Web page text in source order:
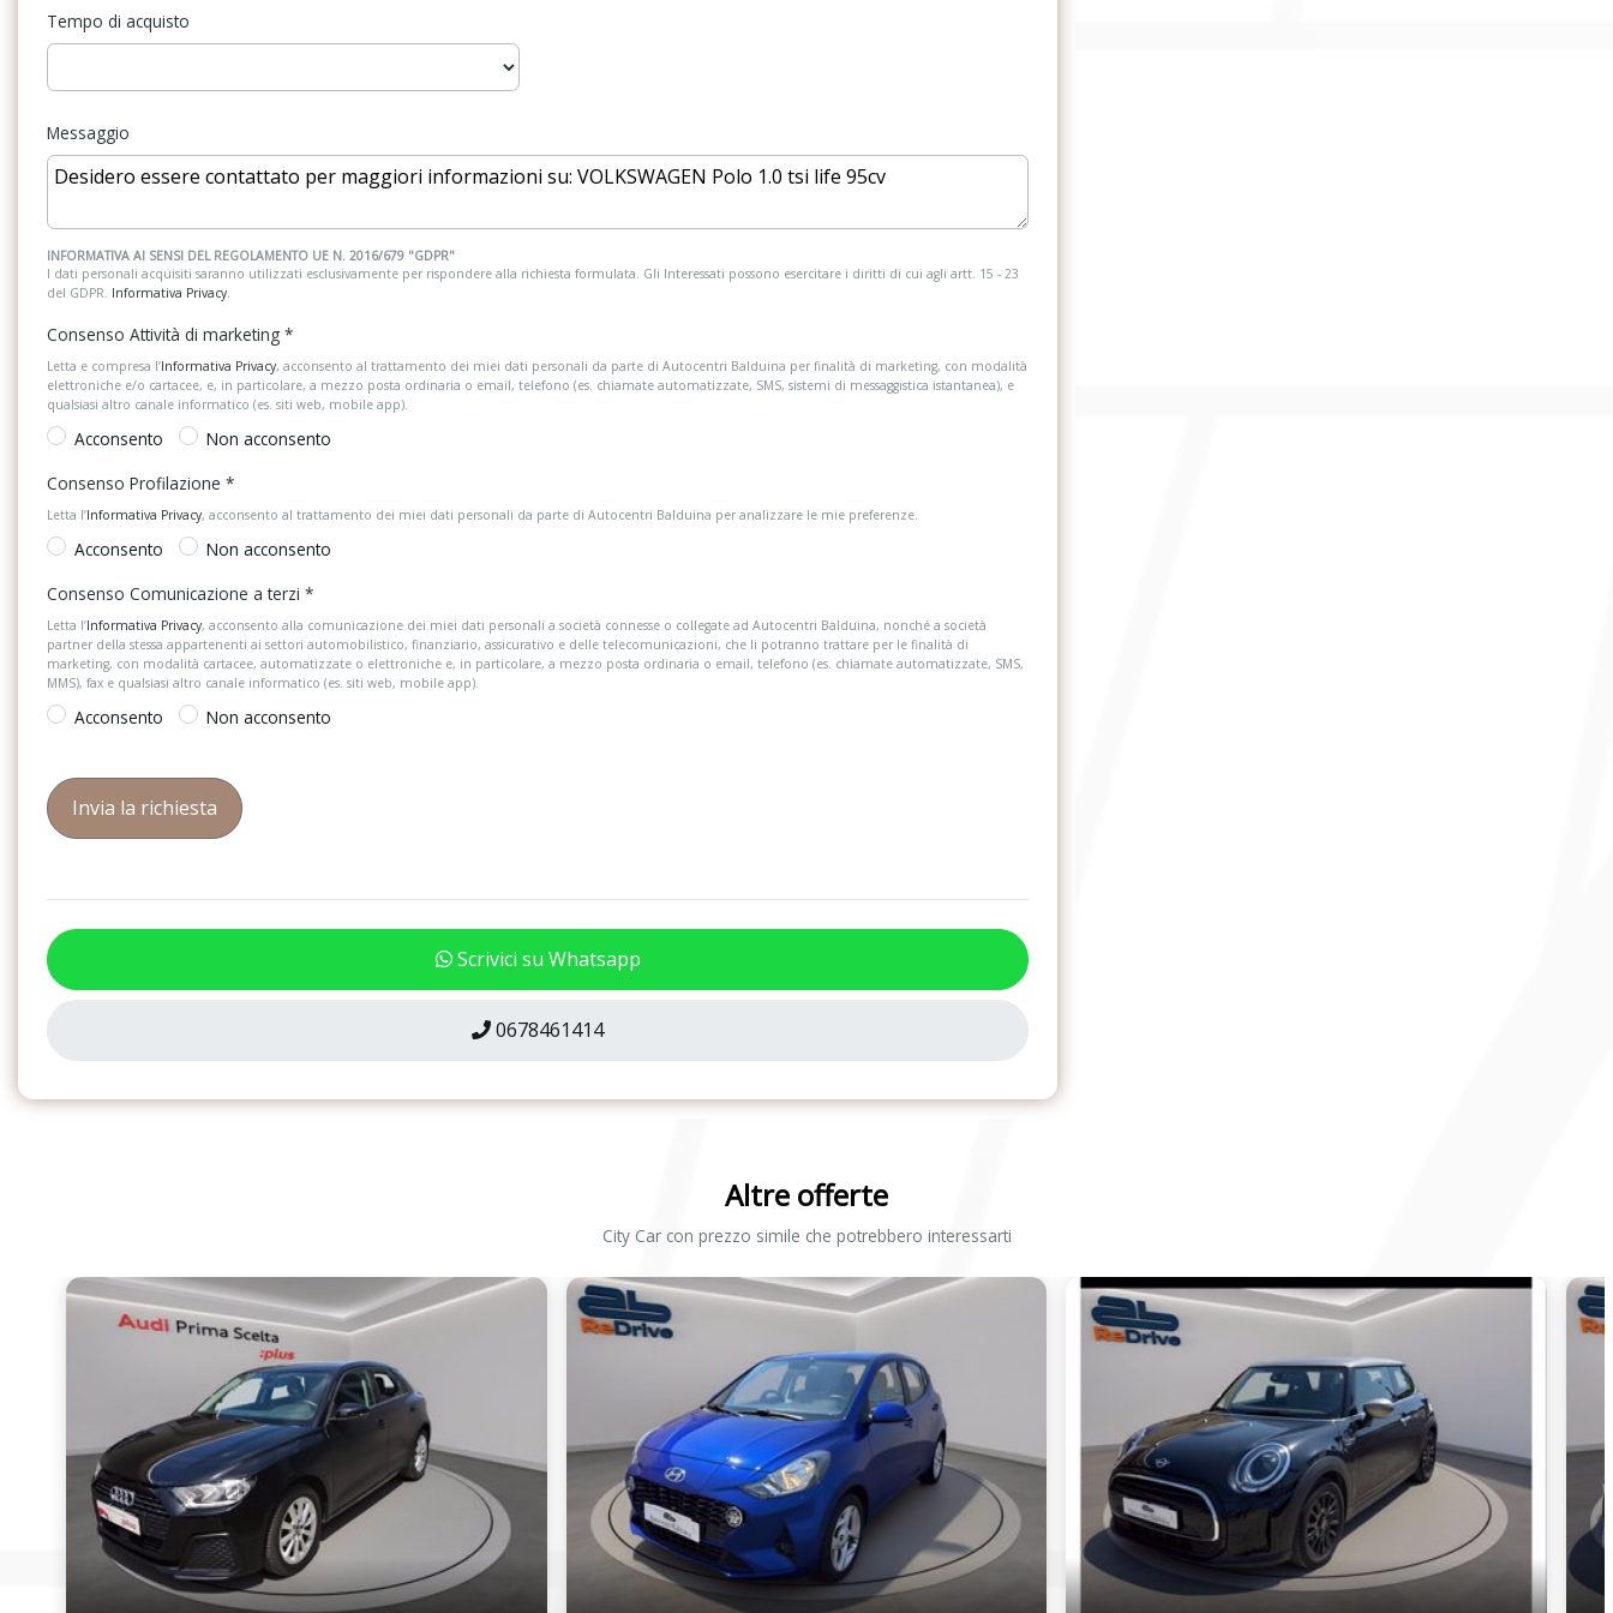
Illuminazione vano bagagli
Lane assist - sistema di mantenimento
Luci diurne a led
Parabrezza in vetro atermico
Paraurti in colore carrozzeria
Pomello della leva del cambio in pelle
sedili posteriori e passeggero anteriore
bluetooth
touchscreen 8 (predisposizione per la
Regolazione della profondità dei fari
anteriori
Rivestimento dei sedili in tessuto slash Scomparti portaoggetti nelle porte
Sedile conducente e passeggero
regolabile in altezza
Sedili posteriori con schienale ribaltabile e
Sistema start&stop con recupero
materiale riciclato
sedili anteriori
Tergicristalli anteriori a funzionamento
intermittente
Triangolo di emergenza
Tempo di acquisto
Messaggio
INFORMATIVA AI SENSI DEL REGOLAMENTO UE N. 2016/679 "GDPR"
I dati personali acquisiti saranno utilizzati esclusivamente per rispondere alla richiesta formulata. Gli Interessati possono esercitare i diritti di cui agli artt. 15 - 23
del GDPR. Informativa Privacy.
Consenso Attività di marketing *
Letta e compresa l’Informativa Privacy, acconsento al trattamento dei miei dati personali da parte di Autocentri Balduina per finalità di marketing, con modalità
elettroniche e/o cartacee, e, in particolare, a mezzo posta ordinaria o email, telefono (es. chiamate automatizzate, SMS, sistemi di messaggistica istantanea), e
qualsiasi altro canale informatico (es. siti web, mobile app).
Acconsento
Non acconsento
Consenso Profilazione *
Letta l’Informativa Privacy, acconsento al trattamento dei miei dati personali da parte di Autocentri Balduina per analizzare le mie preferenze.
Acconsento
Non acconsento
Consenso Comunicazione a terzi *
Letta l’Informativa Privacy, acconsento alla comunicazione dei miei dati personali a società connesse o collegate ad Autocentri Balduina, nonché a società
partner della stessa appartenenti ai settori automobilistico, finanziario, assicurativo e delle telecomunicazioni, che li potranno trattare per le finalità di
marketing, con modalità cartacee, automatizzate o elettroniche e, in particolare, a mezzo posta ordinaria o email, telefono (es. chiamate automatizzate, SMS,
MMS), fax e qualsiasi altro canale informatico (es. siti web, mobile app).
Acconsento Non acconsento
Scrivici su Whatsapp
0678461414
Altre offerte
City Car con prezzo simile che potrebbero interessarti